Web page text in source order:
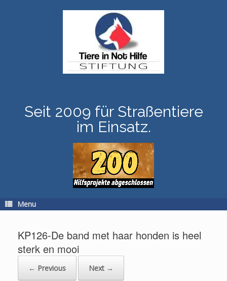
Seit 2009 für Straßentiere
im Einsatz.
Menu
KP126-De band met haar honden is heel
sterk en mooi
← Previous Next →